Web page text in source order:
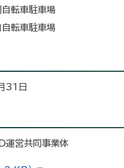
転車駐車場
転車駐車場
31日
運営共同事業体